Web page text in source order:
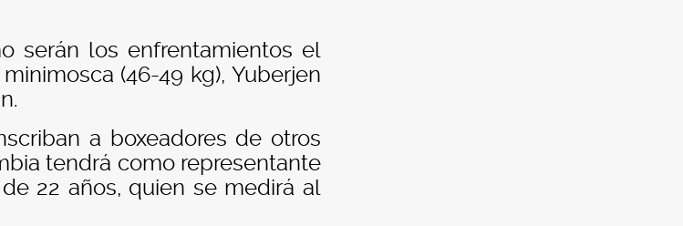
serán los enfrentamientos el
(46-49 kg), Yuberjen
a boxeadores de otros
tendrá como representante
22 años, quien se medirá al